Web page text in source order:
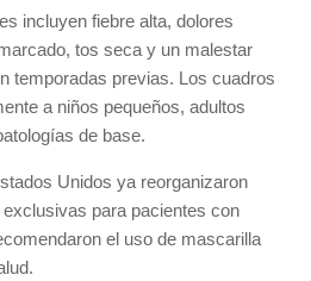
incluyen fiebre alta, dolores
tos seca y un malestar
temporadas previas. Los cuadros
a niños pequeños, adultos
de base.
Unidos ya reorganizaron
para pacientes con
el uso de mascarilla